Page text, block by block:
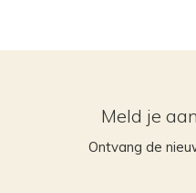
Meld je
Ontvang de